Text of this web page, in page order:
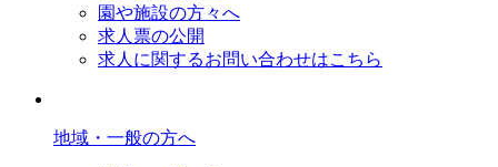
園や施設の方々へ
求人票の公開
求人に関するお問い合わせはこちら
地域・一般の方へ